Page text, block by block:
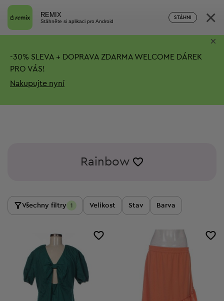
REMIX
Stáhněte si aplikaci pro Android
STÁHNI ×
-30% SLEVA + DOPRAVA ZDARMA WELCOME DÁREK
PRO VÁS!
Nakupujte nyní
×
Rainbow
Všechny filtry 1 Velikost Stav Barva